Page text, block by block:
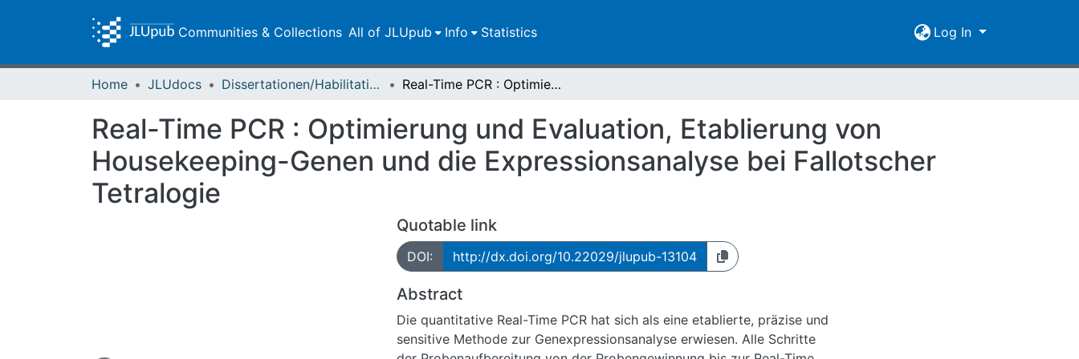
Communities & Collections All of JLUpub Info Statistics Log In
Home JLUdocs Dissertationen/Habilitationen Real-Time PCR : Optimierung und Evaluation, Etablierung von Housekeeping-Genen und die Expressionsanalyse bei Fallotscher Tetralogie
Real-Time PCR : Optimierung und Evaluation, Etablierung von
Housekeeping-Genen und die Expressionsanalyse bei Fallotscher
Tetralogie
Quotable link
DOI: http://dx.doi.org/10.22029/jlupub-13104
Abstract
Die quantitative Real-Time PCR hat sich als eine etablierte, präzise und
sensitive Methode zur Genexpressionsanalyse erwiesen. Alle Schritte